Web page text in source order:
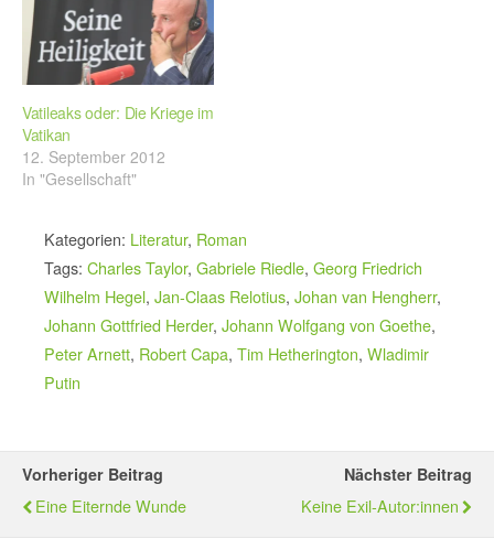
Vatileaks oder: Die Kriege im
Vatikan
12. September 2012
In "Gesellschaft"
Kategorien: Literatur, Roman
Tags: Charles Taylor, Gabriele Riedle, Georg Friedrich
Wilhelm Hegel, Jan-Claas Relotius, Johan van Hengherr,
Johann Gottfried Herder, Johann Wolfgang von Goethe,
Peter Arnett, Robert Capa, Tim Hetherington, Wladimir
Putin
Vorheriger Beitrag
Eine Eiternde Wunde
Nächster Beitrag
Keine Exil-Autor:innen